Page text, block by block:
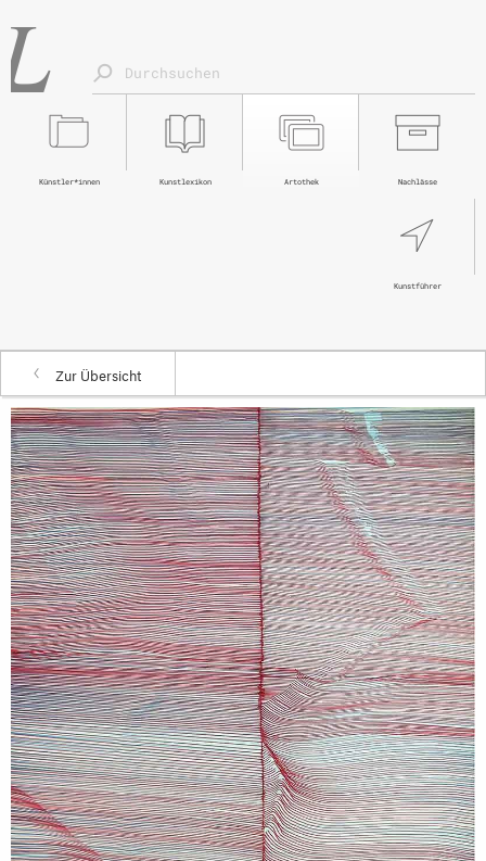
Nachlässe
Artothek
Kunstlexikon
Künstler*innen
Kunstführer
Zur Übersicht